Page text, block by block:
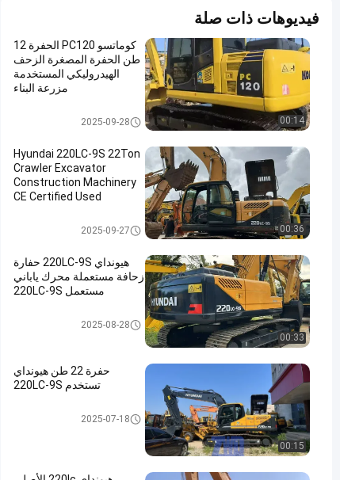
فيديوهات ذات صلة
00:14
كوماتسو PC120 الحفرة 12
طن الحفرة المصغرة الزحف
الهيدروليكي المستخدمة
مزرعة البناء
تستخدم حفارة كوماتسو2025-09-28
00:36
Hyundai 220LC-9S 22Ton
Crawler Excavator
Construction Machinery
CE Certified Used
مستعملة حفارة هيونداي2025-09-27
00:33
هيونداي 220LC-9S حفارة
زحافة مستعملة محرك ياباني
مستعمل 220LC-9S
مستعملة حفارة هيونداي2025-08-28
00:15
حفرة 22 طن هيونداي
تستخدم 220LC-9S
مستعملة حفارة هيونداي2025-07-18